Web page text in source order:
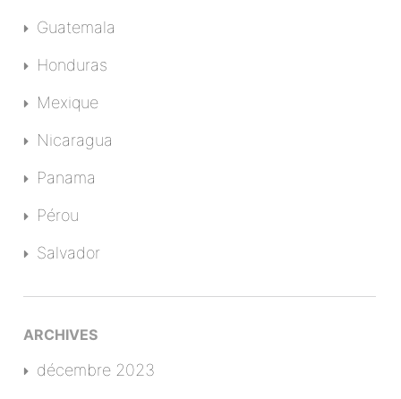
Guatemala
Honduras
Mexique
Nicaragua
Panama
Pérou
Salvador
ARCHIVES
décembre 2023